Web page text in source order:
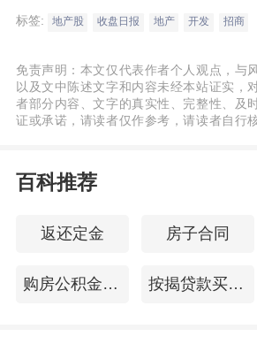
公告显示，深圳控股2024
亿港元，毛利为44.39亿
27.28亿港元，除所得税前
亏损18.23亿港元。
深圳控股预计2024财年
标签: 地产股 收盘日报 地产 开发 招商
免责声明：本文仅代表作者个人观点，与
以及文中陈述文字和内容未经本站证实，
者部分内容、文字的真实性、完整性、及
证或承诺，请读者仅作参考，请读者自行
百科推荐
返还定金 房子合同
购房公积金贷款条件 按揭贷款买房流程